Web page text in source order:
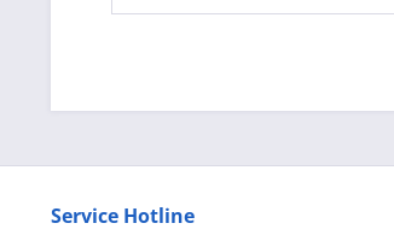
Service Hotline